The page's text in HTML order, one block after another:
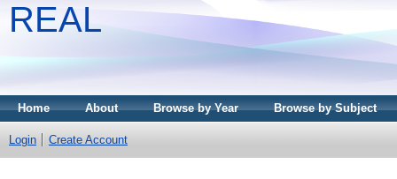
REAL
Home About Browse by Year Browse by Subject
Login Create Account